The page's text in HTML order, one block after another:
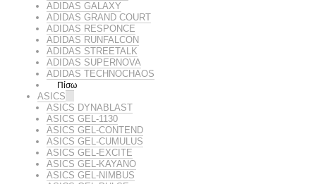
ADIDAS GALAXY
ADIDAS GRAND COURT
ADIDAS RESPONCE
ADIDAS RUNFALCON
ADIDAS STREETALK
ADIDAS SUPERNOVA
ADIDAS TECHNOCHAOS
Πίσω
ASICS
ASICS DYNABLAST
ASICS GEL-1130
ASICS GEL-CONTEND
ASICS GEL-CUMULUS
ASICS GEL-EXCITE
ASICS GEL-KAYANO
ASICS GEL-NIMBUS